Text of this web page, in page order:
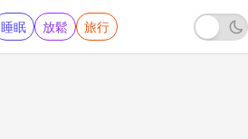
睡眠 放鬆 旅行